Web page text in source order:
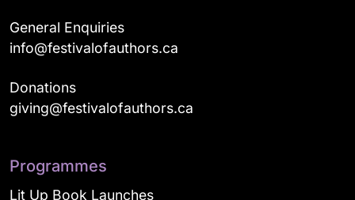
General Enquiries
info@festivalofauthors.ca
Donations
giving@festivalofauthors.ca
Programmes
Lit Up Book Launches